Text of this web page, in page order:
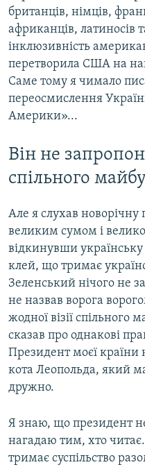
британців, німців,
африканців, латиносів
інклюзивність
перетворила США на
Саме тому я чимало
переосмислення
Америки»...
Він не
спільного
Але я слухав новорічну
великим сумом і
відкинувши українську
клей, що тримає
Зеленський нічого не
не назвав ворога
жодної візії спільного
сказав про однакові
Президент моєї країни
кота Леопольда, який
дружно.
Я знаю, що президент
нагадаю тим, хто
тримає суспільство